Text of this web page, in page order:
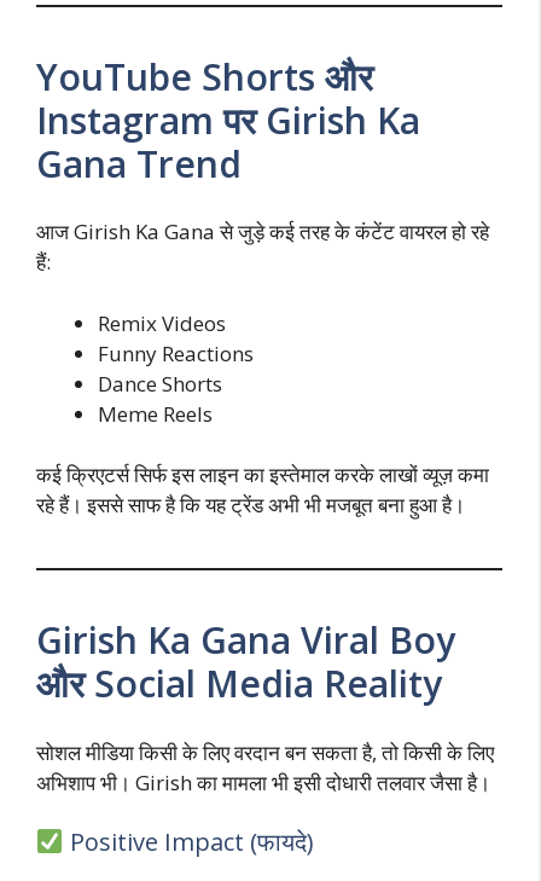
YouTube Shorts और
Instagram पर Girish Ka
Gana Trend
आज Girish Ka Gana से जुड़े कई तरह के कंटेंट वायरल हो रहे
हैं:
Remix Videos
Funny Reactions
Dance Shorts
Meme Reels
कई क्रिएटर्स सिर्फ इस लाइन का इस्तेमाल करके लाखों व्यूज़ कमा
रहे हैं। इससे साफ है कि यह ट्रेंड अभी भी मजबूत बना हुआ है।
Girish Ka Gana Viral Boy
और Social Media Reality
सोशल मीडिया किसी के लिए वरदान बन सकता है, तो किसी के लिए
अभिशाप भी। Girish का मामला भी इसी दोधारी तलवार जैसा है।
Positive Impact (फायदे)